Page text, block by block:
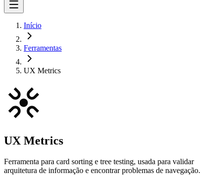
Início
Ferramentas
UX Metrics
UX Metrics
Ferramenta para card sorting e tree testing, usada para validar
arquitetura de informação e encontrar problemas de navegação.